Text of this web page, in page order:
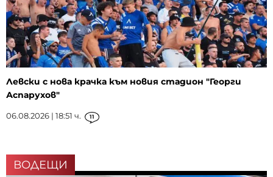
Левски с нова крачка към новия стадион "Георги
Аспарухов"
06.08.2026 | 18:51 ч. 11
ВОДЕЩИ